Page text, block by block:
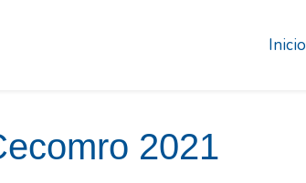
Inicio
2021